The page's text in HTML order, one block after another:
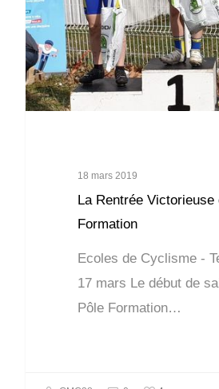
18 mars 2019
La Rentrée Victorieuse
Formation
Ecoles de Cyclisme -
17 mars Le début de
Pôle Formation…